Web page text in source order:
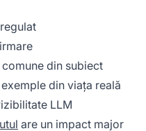
din subiect
din viața reală
LLM
are un impact major